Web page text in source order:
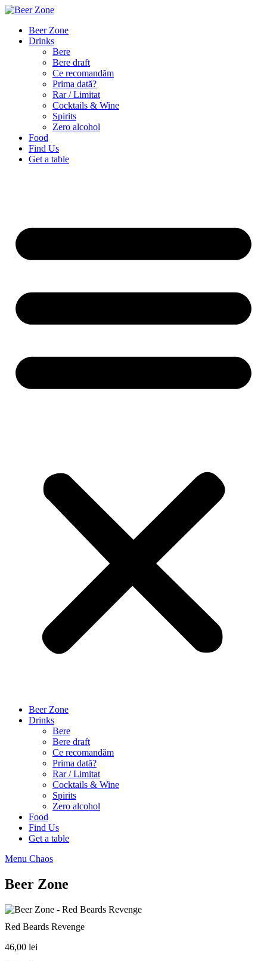
Beer Zone
Drinks
Bere
Bere draft
Ce recomandăm
Prima dată?
Rar / Limitat
Cocktails & Wine
Spirits
Zero alcohol
Food
Find Us
Get a table
Beer Zone
Drinks
Bere
Bere draft
Ce recomandăm
Prima dată?
Rar / Limitat
Cocktails & Wine
Spirits
Zero alcohol
Food
Find Us
Get a table
Menu Chaos
Beer Zone
Red Beards Revenge
46,00 lei